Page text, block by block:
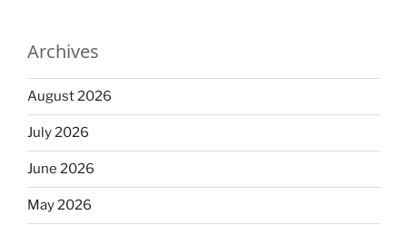
Archives
August 2026
July 2026
June 2026
May 2026